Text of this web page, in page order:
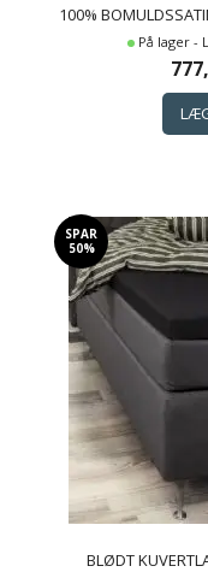
100%
ANTRACIT GRÅT
BORÅS
På lager -
SPAR
50%
BLØDT